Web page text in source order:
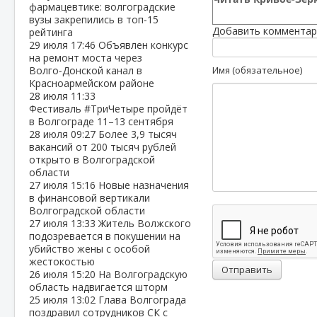
фармацевтике: волгоградские
вузы закрепились в топ‑15
рейтинга
29 июля 17:46 Объявлен конкурс
на ремонт моста через
Волго‑Донской канал в
Красноармейском районе
28 июля 11:33
Фестиваль #ТриЧетыре пройдёт
в Волгограде 11–13 сентября
28 июля 09:27 Более 3,9 тысяч
вакансий от 200 тысяч рублей
открыто в Волгоградской
области
27 июля 15:16 Новые назначения
в финансовой вертикали
Волгоградской области
27 июля 13:33Житель Волжского
подозревается в покушении на
убийство жены с особой
жестокостью
26 июля 15:20 На Волгоградскую
область надвигается шторм
25 июля 13:02 Глава Волгограда
поздравил сотрудников СК с
Добавить
Имя (обязательное)
Отправить